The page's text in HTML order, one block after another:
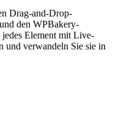
Drag-and-Drop-
den WPBakery-
jedes Element mit Live-
und verwandeln Sie sie in